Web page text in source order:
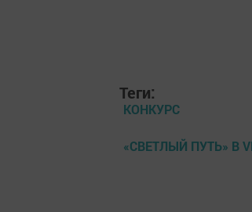
Теги:
КОНКУРС
«СВЕТЛЫЙ ПУТЬ» В